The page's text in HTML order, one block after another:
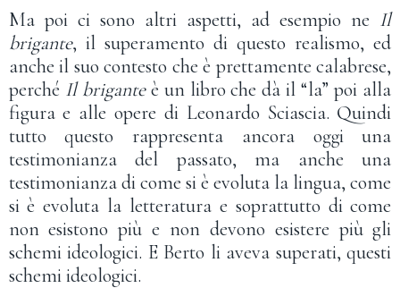
Ma poi ci sono altri aspetti, ad esempio ne Il
brigante, il superamento di questo realismo, ed
anche il suo contesto che è prettamente calabrese,
perché Il briganteè un libro che dà il “la” poi alla
figura e alle opere di Leonardo Sciascia. Quindi
tutto questo rappresenta ancora oggi una
testimonianza del passato, ma anche una
testimonianza di come si è evoluta la lingua, come
si è evoluta la letteratura e soprattutto di come
non esistono più e non devono esistere più gli
schemi ideologici. E Berto li aveva superati, questi
schemi ideologici.